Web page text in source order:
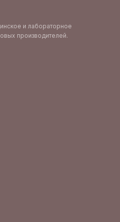
и лабораторное
производителей.